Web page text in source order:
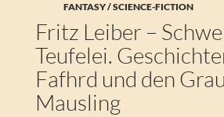
FANTASY / SCIENCE-FICTION
Fritz Leiber –
Teufelei.
Fafhrd und den
Mausling